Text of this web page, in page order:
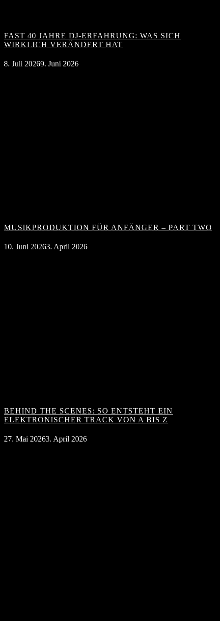
FAST 40 JAHRE DJ-ERFAHRUNG: WAS SICH
WIRKLICH VERÄNDERT HAT
8. Juli 20269. Juni 2026
MUSIKPRODUKTION FÜR ANFÄNGER – PART TWO
10. Juni 20263. April 2026
BEHIND THE SCENES: SO ENTSTEHT EIN
ELEKTRONISCHER TRACK VON A BIS Z
27. Mai 20263. April 2026